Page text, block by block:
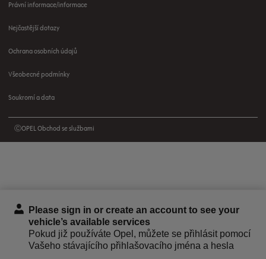
Právní informace/informace
Nejčastější dotazy
Ochrana osobních údajů
Všeobecné podmínky
Soukromí a data
ⒸOPEL Obchod se službami
Please sign in or create an account to see your
vehicle’s available services
Pokud již používáte Opel, můžete se přihlásit pomocí
Vašeho stávajícího přihlašovacího jména a hesla